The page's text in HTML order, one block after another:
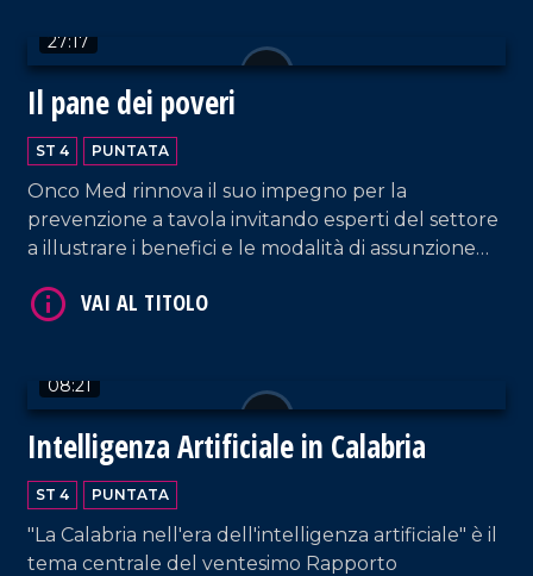
27:17
Il pane dei poveri
ST 4 PUNTATA
Onco Med rinnova il suo impegno per la
prevenzione a tavola invitando esperti del settore
a illustrare i benefici e le modalità di assunzione
08:21
Intelligenza Artificiale in Calabria
ST 4 PUNTATA
"La Calabria nell'era dell'intelligenza artificiale" è il
tema centrale del ventesimo Rapporto
VAI AL TITOLO